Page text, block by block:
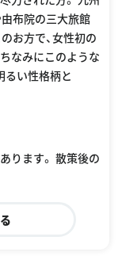
布院の三大旅館
お方で、女性初の
なみにこのような
るい性格柄と
ります。 散策後の